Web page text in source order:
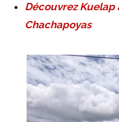
Découvrez Kuelap
Chachapoyas